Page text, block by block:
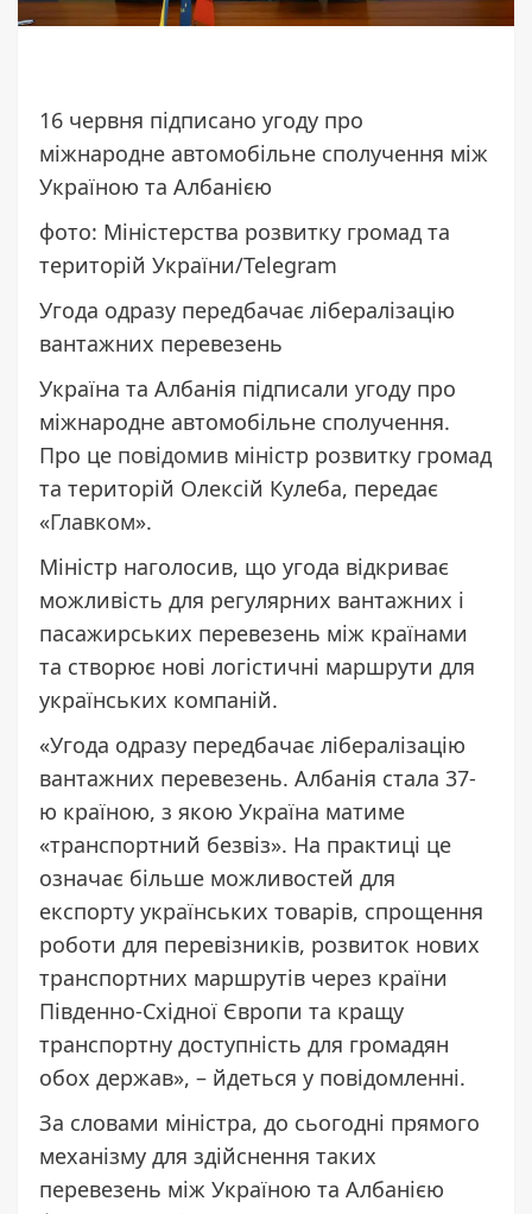
16 червня підписано угоду про
міжнародне автомобільне сполучення між
Україною та Албанією
фото: Міністерства розвитку громад та
територій України/Telegram
Угода одразу передбачає лібералізацію
вантажних перевезень
Україна та Албанія підписали угоду про
міжнародне автомобільне сполучення.
Про це повідомив міністр розвитку громад
та територій Олексій Кулеба, передає
«Главком».
Міністр наголосив, що угода відкриває
можливість для регулярних вантажних і
пасажирських перевезень між країнами
та створює нові логістичні маршрути для
українських компаній.
«Угода одразу передбачає лібералізацію
вантажних перевезень. Албанія стала 37-
ю країною, з якою Україна матиме
«транспортний безвіз». На практиці це
означає більше можливостей для
експорту українських товарів, спрощення
роботи для перевізників, розвиток нових
транспортних маршрутів через країни
Південно-Східної Європи та кращу
транспортну доступність для громадян
обох держав», – йдеться у повідомленні.
За словами міністра, до сьогодні прямого
механізму для здійснення таких
перевезень між Україною та Албанією